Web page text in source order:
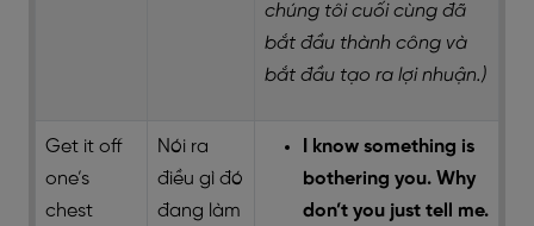
chúng tôi cuối cùng đã
bắt đầu thành công và
bắt đầu tạo ra lợi nhuận.)
Get it off
one’s
chest
Nói ra
điều gì đó
đang làm
I know something is
bothering you. Why
don’t you just tell me.